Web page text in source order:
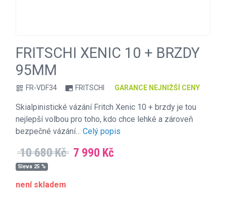
FRITSCHI XENIC 10 + BRZDY
95MM
qr_code FR-VDF34 branding_watermark FRITSCHI GARANCE NEJNIŽŠÍ CENY
Skialpinistické vázání Fritch Xenic 10 + brzdy je tou
nejlepší volbou pro toho, kdo chce lehké a zároveň
bezpečné vázání… Celý popis
10 680 Kč 7 990 Kč
Sleva 25 %
není skladem